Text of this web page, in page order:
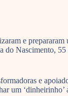
e prepararam
do Nascimento, 55
e
um ‘dinheirinho’